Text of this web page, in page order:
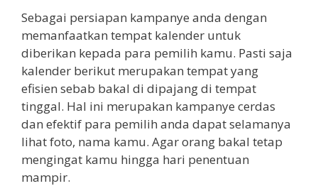
Sebagai persiapan kampanye anda dengan
memanfaatkan tempat kalender untuk
diberikan kepada para pemilih kamu. Pasti saja
kalender berikut merupakan tempat yang
efisien sebab bakal di dipajang di tempat
tinggal. Hal ini merupakan kampanye cerdas
dan efektif para pemilih anda dapat selamanya
lihat foto, nama kamu. Agar orang bakal tetap
mengingat kamu hingga hari penentuan
mampir.